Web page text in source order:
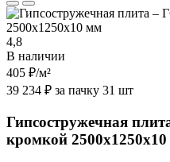
4,8
В наличии
405 ₽/м²
39 234 ₽ за пачку 31 шт
Гипсостружечная
кромкой